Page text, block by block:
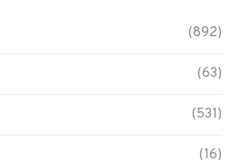
(892)
(63)
(531)
(16)